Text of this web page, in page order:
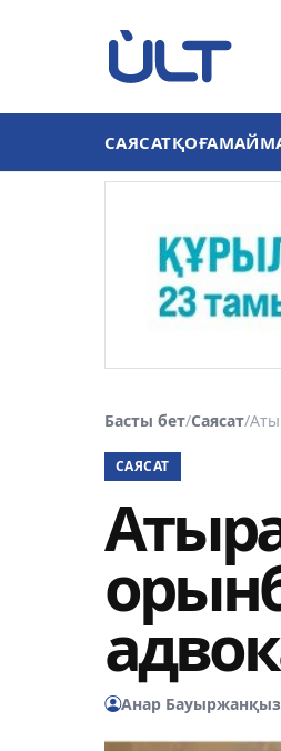
САЯСАТҚОҒАМ
Басты бет/Саясат/
САЯСАТ
Анар